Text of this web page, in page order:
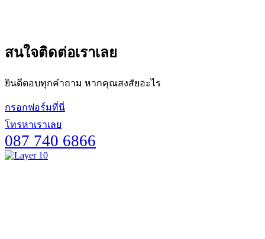
สนใจติดต่อเราเลย
ยินดีตอบทุกคำถาม หากคุณสงสัยอะไร
กรอกฟอร์มที่นี่
โทรหาเราเลย
087 740 6866